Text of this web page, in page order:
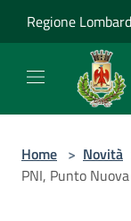
Regione
Home > Novità
PNI, Punto